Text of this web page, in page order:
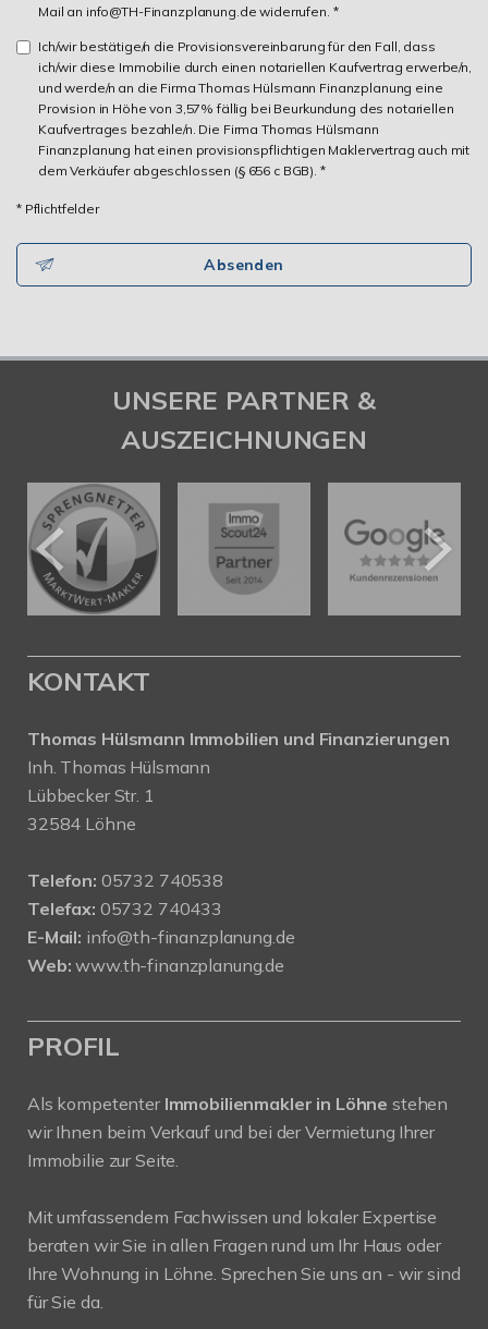
Mail an info@TH-Finanzplanung.de widerrufen. *
Ich/wir bestätige/n die Provisionsvereinbarung für den Fall, dass
ich/wir diese Immobilie durch einen notariellen Kaufvertrag erwerbe/n,
und werde/n an die Firma Thomas Hülsmann Finanzplanung eine
Provision in Höhe von 3,57% fällig bei Beurkundung des notariellen
Kaufvertrages bezahle/n. Die Firma Thomas Hülsmann
Finanzplanung hat einen provisionspflichtigen Maklervertrag auch mit
dem Verkäufer abgeschlossen (§ 656 c BGB). *
* Pflichtfelder
Absenden
UNSERE PARTNER &
AUSZEICHNUNGEN
KONTAKT
Thomas Hülsmann Immobilien und Finanzierungen
Inh. Thomas Hülsmann
Lübbecker Str. 1
32584 Löhne
Telefon: 05732 740538
Telefax: 05732 740433
E-Mail: info@th-finanzplanung.de
Web: www.th-finanzplanung.de
PROFIL
Als kompetenter Immobilienmakler in Löhne stehen
wir Ihnen beim Verkauf und bei der Vermietung Ihrer
Immobilie zur Seite.
Mit umfassendem Fachwissen und lokaler Expertise
beraten wir Sie in allen Fragen rund um Ihr Haus oder
Ihre Wohnung in Löhne. Sprechen Sie uns an - wir sind
für Sie da.